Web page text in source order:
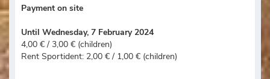
Payment on site
Until Wednesday, 7 February 2024
4,00 € / 3,00 € (children)
Rent Sportident: 2,00 € / 1,00 € (children)